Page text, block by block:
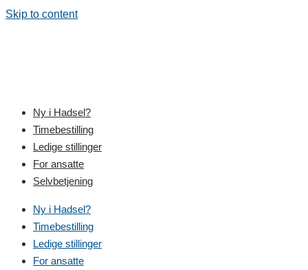
Skip to content
Ny i Hadsel?
Timebestilling
Ledige stillinger
For ansatte
Selvbetjening
Ny i Hadsel?
Timebestilling
Ledige stillinger
For ansatte